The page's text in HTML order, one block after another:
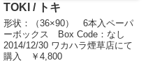
TOKI / トキ
形状：（36×90） 6本入ペーパ
ーボックス Box Code：なし
2014/12/30 ワカハラ煙草店にて
購入 ￥4,800